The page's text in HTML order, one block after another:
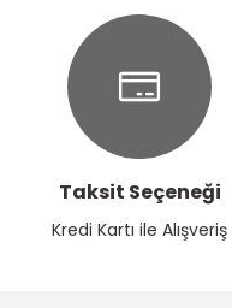
Taksit Seçeneği
Kredi Kartı ile Alışveriş